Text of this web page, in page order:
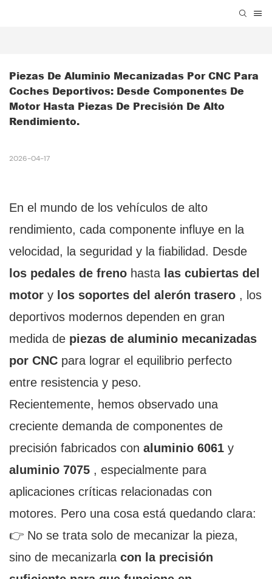
Piezas De Aluminio Mecanizadas Por CNC Para
Coches Deportivos: Desde Componentes De
Motor Hasta Piezas De Precisión De Alto
Rendimiento.
2026-04-17
En el mundo de los vehículos de alto
rendimiento, cada componente influye en la
velocidad, la seguridad y la fiabilidad. Desde
los pedales de freno hasta las cubiertas del
motor y los soportes del alerón trasero , los
deportivos modernos dependen en gran
medida de piezas de aluminio mecanizadas
por CNC para lograr el equilibrio perfecto
entre resistencia y peso.
Recientemente, hemos observado una
creciente demanda de componentes de
precisión fabricados con aluminio 6061 y
aluminio 7075 , especialmente para
aplicaciones críticas relacionadas con
motores. Pero una cosa está quedando clara:
👉 No se trata solo de mecanizar la pieza,
sino de mecanizarla con la precisión